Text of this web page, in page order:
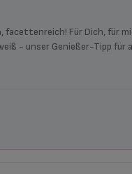
facettenreich! Für Dich, für
- unser Genießer-Tipp für